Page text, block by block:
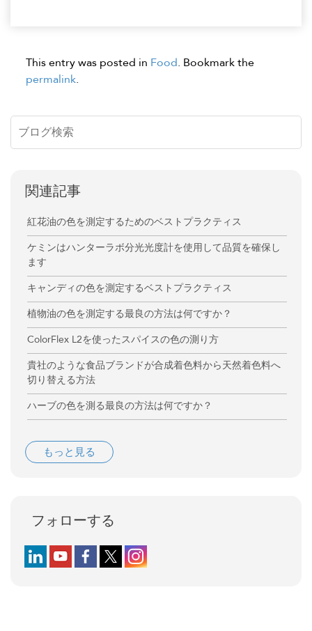
This entry was posted in Food. Bookmark the
permalink.
関連記事
紅花油の色を測定するためのベストプラクティス
ケミンはハンターラボ分光光度計を使用して品質を確保し
ます
キャンディの色を測定するベストプラクティス
植物油の色を測定する最良の方法は何ですか？
ColorFlex L2を使ったスパイスの色の測り方
貴社のような食品ブランドが合成着色料から天然着色料へ
切り替える方法
ハーブの色を測る最良の方法は何ですか？
もっと見る
フォローする
Follow us on LinkedIn
Follow us on YouTube
Follow us on Facebook
Follow us on X (formerly Twitter)
Follow us on Instagram